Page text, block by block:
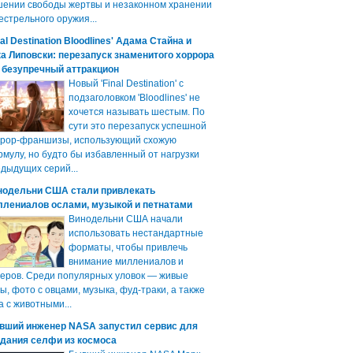
свободы жертвы и незаконном хранении
оружия...
Destination Bloodlines' Адама Стайна и
Липовски: перезапуск знаменитого хоррора
безупречный аттракцион
Новый 'Final Destination' с
подзаголовком 'Bloodlines' не
хочется называть шестым. По
сути это перезапуск успешной
франшизы, использующий схожую
но будто бы избавленный от нагрузки
серий...
США стали привлекать
ослами, музыкой и петнатами
Винодельни США начали
использовать нестандартные
форматы, чтобы привлечь
внимание миллениалов и
Среди популярных уловок — живые
фото с овцами, музыка, фуд-траки, а также
с животными...
инженер NASA запустил сервис для
селфи из космоса